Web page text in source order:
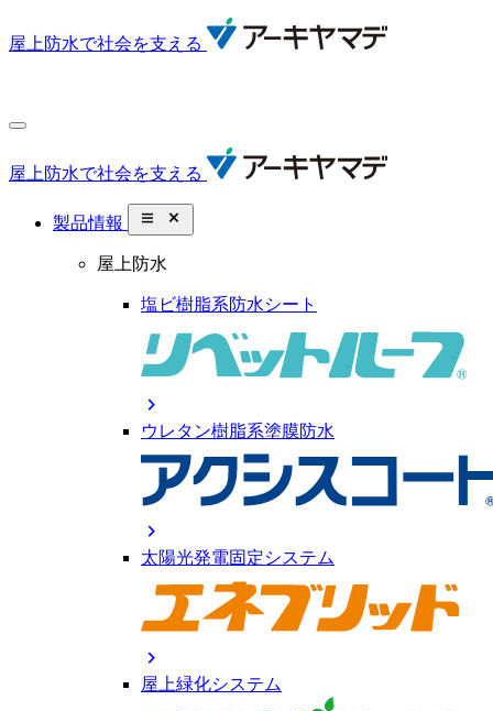
屋上防水で社会を支える
屋上防水で社会を支える
製品情報 close_small
屋上防水
塩ビ樹脂系防水シート
chevron_right
ウレタン樹脂系塗膜防水
chevron_right
太陽光発電固定システム
chevron_right
屋上緑化システム